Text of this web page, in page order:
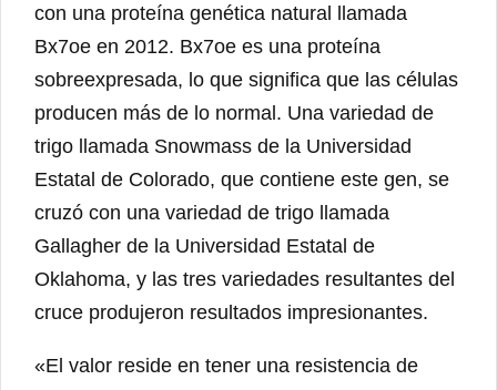
con una proteína genética natural llamada
Bx7oe en 2012. Bx7oe es una proteína
sobreexpresada, lo que significa que las células
producen más de lo normal. Una variedad de
trigo llamada Snowmass de la Universidad
Estatal de Colorado, que contiene este gen, se
cruzó con una variedad de trigo llamada
Gallagher de la Universidad Estatal de
Oklahoma, y ​​las tres variedades resultantes del
cruce produjeron resultados impresionantes.
«El valor reside en tener una resistencia de